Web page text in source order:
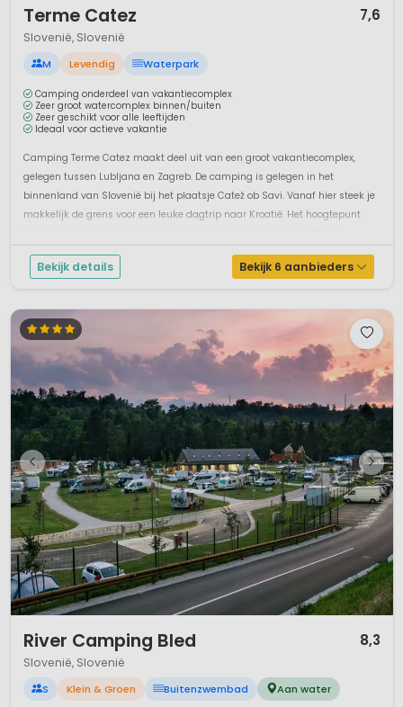
Terme Catez 7,6
Slovenië, Slovenië
M Levendig Waterpark
Camping onderdeel van vakantiecomplex
Zeer groot watercomplex binnen/buiten
Zeer geschikt voor alle leeftijden
Ideaal voor actieve vakantie
Camping Terme Catez maakt deel uit van een groot vakantiecomplex,
gelegen tussen Lubljana en Zagreb. De camping is gelegen in het
binnenland van Slovenië bij het plaatsje Catež ob Savi. Vanaf hier steek je
makkelijk de grens voor een leuke dagtrip naar Kroatië. Het hoogtepunt
Bekijk details Bekijk 6 aanbieders
River Camping Bled 8,3
Slovenië, Slovenië
S Klein & Groen Buitenzwembad Aan water